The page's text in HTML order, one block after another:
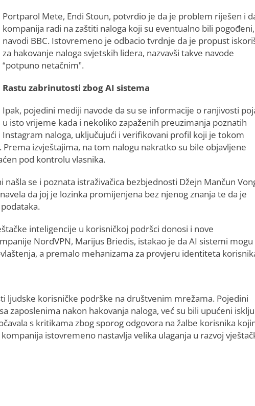
Portparol Mete, Endi Stoun, potvrdio je da je problem riješen i
kompanija radi na zaštiti naloga koji su eventualno bili pogođeni,
navodi BBC. Istovremeno je odbacio tvrdnje da je propust
za hakovanje naloga svjetskih lidera, nazvavši takve navode
“potpuno netačnim”.
Rastu zabrinutosti zbog AI sistema
Ipak, pojedini mediji navode da su se informacije o ranjivosti
u isto vrijeme kada i nekoliko zapaženih preuzimanja poznatih
Instagram naloga, uključujući i verifikovani profil koji je tokom
izvještajima, na tom nalogu nakratko su bile objavljene
pod kontrolu vlasnika.
se i poznata istraživačica bezbjednosti Džejn Mančun
da joj je lozinka promijenjena bez njenog znanja te da je
inteligencije u korisničkoj podršci donosi i nove
NordVPN, Marijus Briedis, istakao je da AI sistemi mogu
a premalo mehanizama za provjeru identiteta
ljudske korisničke podrške na društvenim mrežama. Pojedini
zaposlenima nakon hakovanja naloga, već su bili upućeni
s kritikama zbog sporog odgovora na žalbe korisnika
istovremeno nastavlja velika ulaganja u razvoj